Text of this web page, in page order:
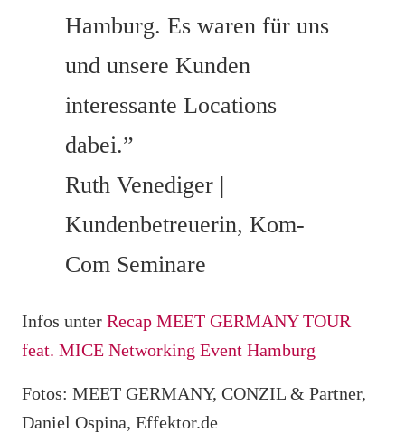
Hamburg. Es waren für uns
und unsere Kunden
interessante Locations
dabei.”
Ruth Venediger |
Kundenbetreuerin, Kom-
Com Seminare
Infos unter Recap MEET GERMANY TOUR
feat. MICE Networking Event Hamburg
Fotos: MEET GERMANY, CONZIL & Partner,
Daniel Ospina, Effektor.de